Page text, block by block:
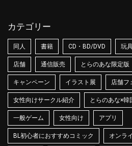
カテゴリー
同人 書籍 CD・BD/DVD 玩
店舗 通信販売 とらのあな限定版
キャンペーン イラスト展 店舗フ
女性向けサークル紹介 とらのあな×韓
一般ゲーム 女性向け アプリ
BL初心者におすすめコミック オンラ